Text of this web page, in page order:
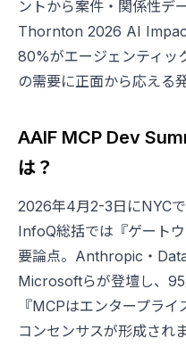
ントから案件・関係性デ
Thornton 2026 AI
80%がエージェンティッ
の需要に正面から応える
AAIF MCP Dev
は？
2026年4月2-3日にNYCで
InfoQ総括では『ゲート
要論点。Anthropic・
Microsoftらが登壇し、
『MCPはエンタープラ
コンセンサスが形成され